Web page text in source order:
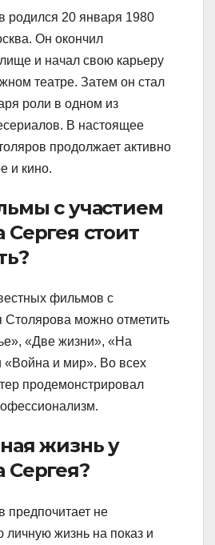
родился 20 января 1980
Он окончил
и начал свою карьеру
театре. Затем он стал
роли в одном из
В настоящее
продолжает активно
и кино.
с участием
Сергея стоит
фильмов с
Столярова можно отметить
«Две жизни», «На
«Война и мир». Во всех
продемонстрировал
жизнь у
Сергея?
предпочитает не
личную жизнь на показ и